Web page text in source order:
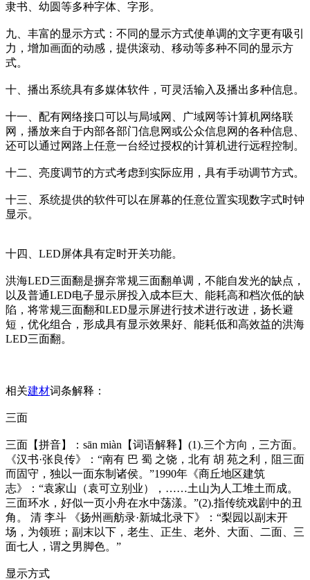
隶书、幼圆等多种字体、字形。
九、丰富的显示方式：不同的显示方式使单调的文字更有吸引
力，增加画面的动感，提供滚动、移动等多种不同的显示方
式。
十、播出系统具有多媒体软件，可灵活输入及播出多种信息。
十一、配有网络接口可以与局域网、广域网等计算机网络联
网，播放来自于内部各部门信息网或公众信息网的各种信息、
还可以通过网路上任意一台经过授权的计算机进行远程控制。
十二、亮度调节的方式考虑到实际应用，具有手动调节方式。
十三、系统提供的软件可以在屏幕的任意位置实现数字式时钟
显示。
十四、LED屏体具有定时开关功能。
洪海LED三面翻是摒弃常规三面翻单调，不能自发光的缺点，
以及普通LED电子显示屏投入成本巨大、能耗高和档次低的缺
陷，将常规三面翻和LED显示屏进行技术进行改进，扬长避
短，优化组合，形成具有显示效果好、能耗低和高效益的洪海
LED三面翻。
相关建材词条解释：
三面
三面【拼音】：sān miàn【词语解释】(1).三个方向，三方面。
《汉书·张良传》：“南有 巴 蜀 之饶，北有 胡 苑之利，阻三面
而固守，独以一面东制诸侯。”1990年《商丘地区建筑
志》：“袁家山（袁可立别业），……土山为人工堆土而成。
三面环水，好似一页小舟在水中荡漾。”(2).指传统戏剧中的丑
角。 清 李斗 《扬州画舫录·新城北录下》：“梨园以副末开
场，为领班；副末以下，老生、正生、老外、大面、二面、三
面七人，谓之男脚色。”
显示方式